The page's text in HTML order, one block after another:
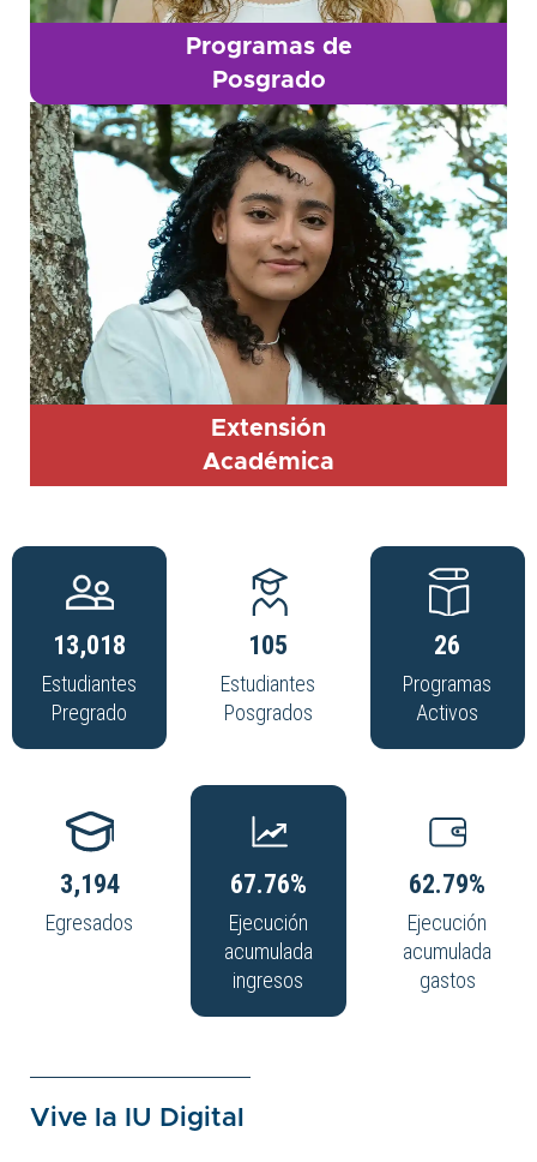
Programas de
Posgrado
Extensión
Académica
13,018
Estudiantes
Pregrado
105
Estudiantes
Posgrados
26
Programas
Activos
3,194
Egresados
67.76%
Ejecución
acumulada
ingresos
62.79%
Ejecución
acumulada
gastos
Vive la IU Digital